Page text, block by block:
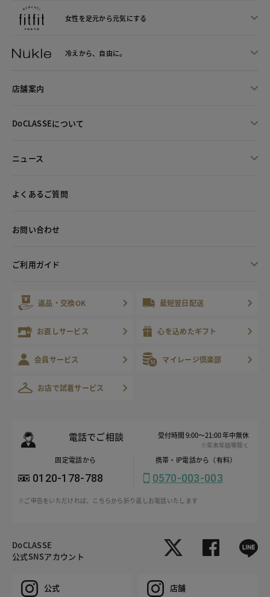
女性を足元から元気にする
冷えから、 自由に。
店舗案内
DoCLASSEについて
ニュース
よくあるご質問
お問い合わせ
ご利用ガイド
返品・交換OK 最短翌日配送
お直しサービス 心を込めたギフト
会員サービス マイレージ倶楽部
お店で試着サービス
電話でご相談 受付時間 9:00～21:00 年中無休
※年末年始等除く
固定電話から
0120-178-788
携帯・IP電話から（有料）
0570-003-003
※ご申告をいただければ、こちらから折り返しお電話いたします
DoCLASSE
公式SNSアカウント
公式 店舗